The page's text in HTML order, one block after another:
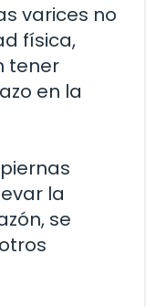
varices no
física,
tener
en la
la
se